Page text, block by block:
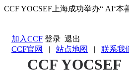
CCF YOCSEF上海成功举办“ AI‘本
加入CCF 登录 退出
CCF官网
| 站点地图 | 联系我
CCF YOCSEF